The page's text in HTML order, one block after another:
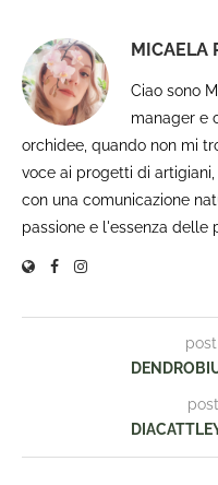
MICAELA
Ciao sono
manager e
orchidee, quando non mi
voce ai progetti di
con una comunicazione
passione e l'essenza delle